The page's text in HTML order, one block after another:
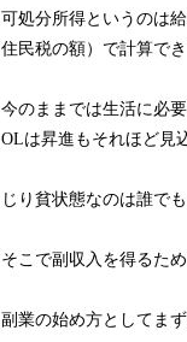
可処分所得というのは
住民税の額）で計算で
今のままでは生活に必
OLは昇進もそれほど見
じり貧状態なのは誰で
そこで副収入を得るた
副業の始め方としてま